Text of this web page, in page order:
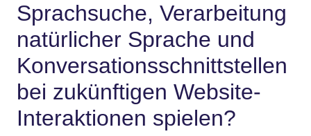
Sprachsuche, Verarbeitung
natürlicher Sprache und
Konversationsschnittstellen
bei zukünftigen Website-
Interaktionen spielen?